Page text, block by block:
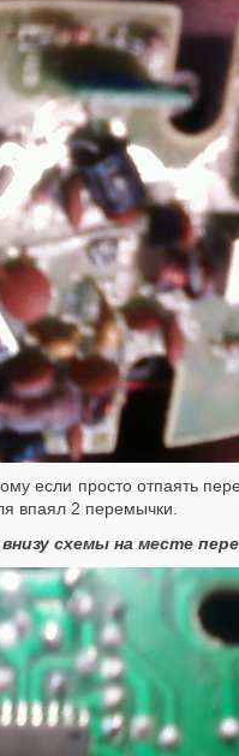
если просто отпаять
впаял 2 перемычки.
схемы на месте